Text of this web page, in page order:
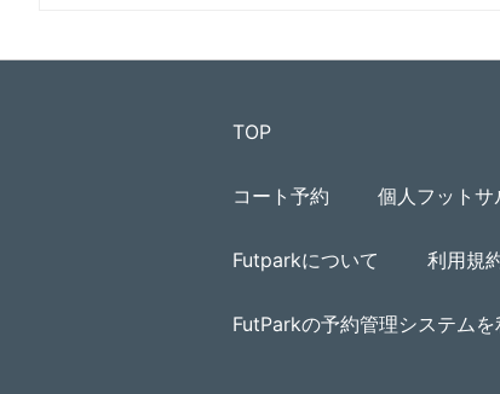
TOP
コート予約 個人フット
Futparkについて 利用規
FutParkの予約管理システムを